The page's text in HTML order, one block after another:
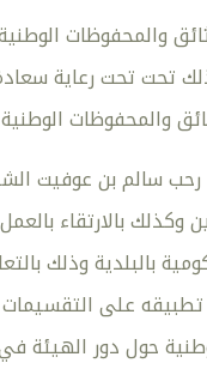
والمحفوظات
تحت تحت رعاية
والمحفوظات
رحب سالم بن عوفيت
وكذلك بالارتقاء
بالبلدية وذلك
على التقسيمات
حول دور الهيئة